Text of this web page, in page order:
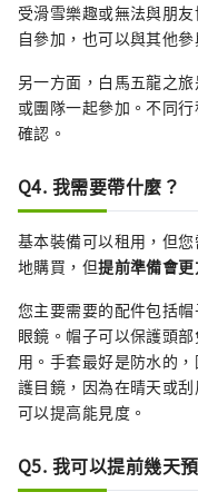
受滑雪樂趣或無法與朋
自參加，也可以與其他
另一方面，白馬五龍之
或團隊一起參加。不同
確認。
Q4. 我需要帶什麼？
基本裝備可以租用，但
地購買，但提前準備會更
您主要需要的配件包括
眼鏡。帽子可以保護頭
用。手套最好是防水的
護目鏡，因為在晴天或
可以提高能見度。
Q5. 我可以提前幾天